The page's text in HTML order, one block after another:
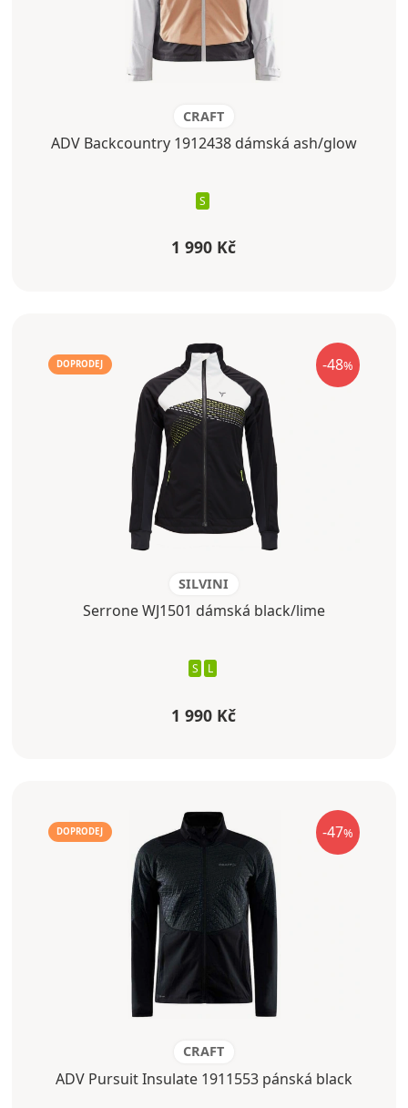
CRAFT
ADV Backcountry 1912438 dámská ash/glow
S
1 990 Kč
-48%
DOPRODEJ
SILVINI
Serrone WJ1501 dámská black/lime
S L
1 990 Kč
-47%
DOPRODEJ
CRAFT
ADV Pursuit Insulate 1911553 pánská black